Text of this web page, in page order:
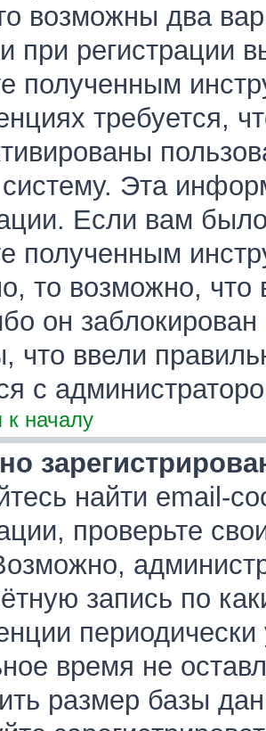
возможны два
при регистрации
полученным
требуется,
Эта
Если вам
полученным
то возможно,
он
что ввели
с
к началу
найти email-
проверьте
запись по
время не
размер базы